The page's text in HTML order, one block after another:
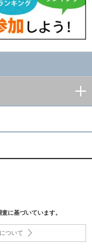
に基づいています。
ついて